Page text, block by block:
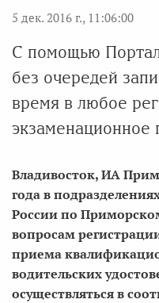
5 дек. 2016 г., 11:06:00
С помощью
без очередей
время в любое
Владивосток, ИА
года в
России по
вопросам
приема
водительских
осуществляться в